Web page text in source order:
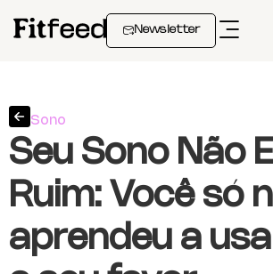
Newsletter
Sono
Seu Sono Não
Ruim: Você só
aprendeu a